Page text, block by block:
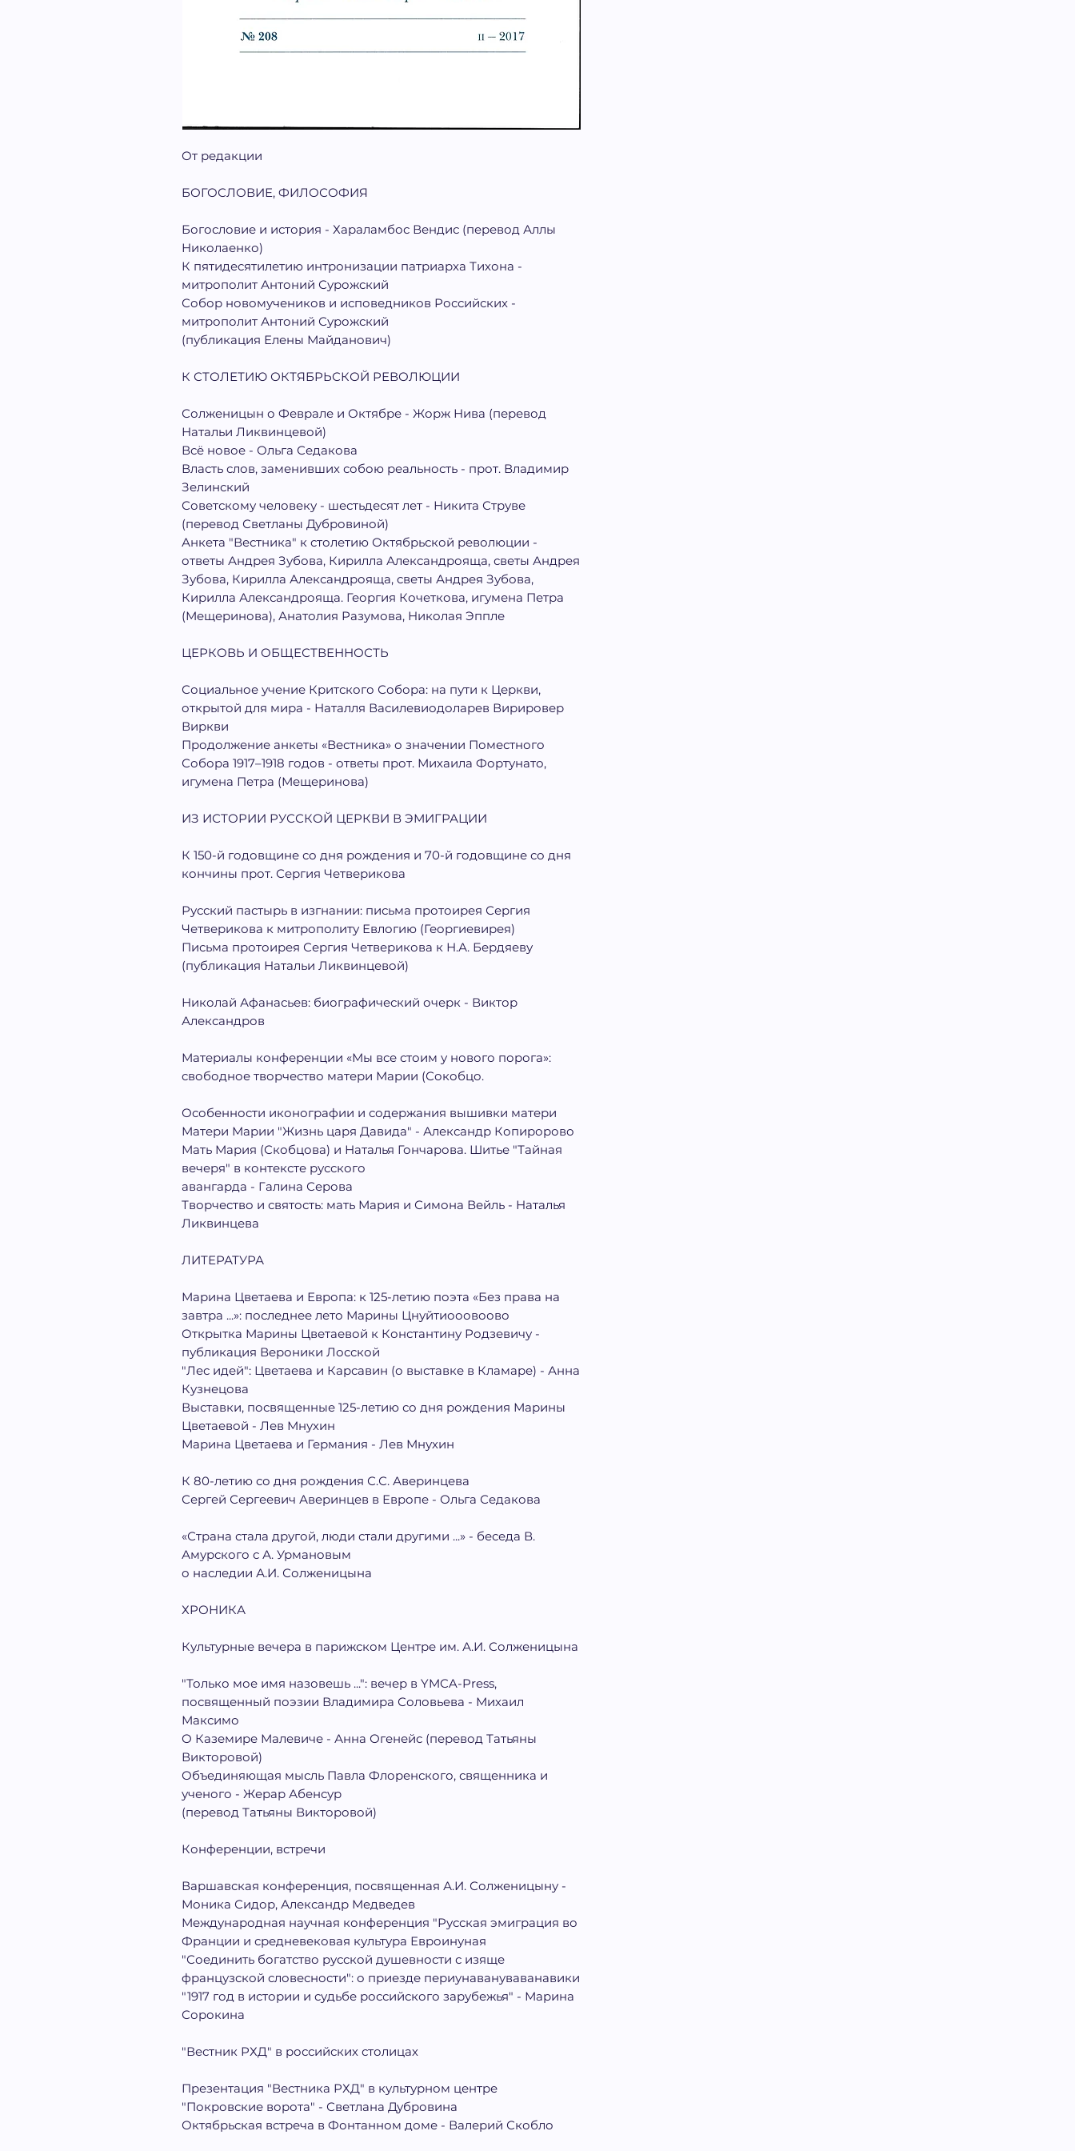
От редакции
БОГОСЛОВИЕ, ФИЛОСОФИЯ
Богословие и история - Хараламбос Вендис (перевод Аллы
Николаенко)
К пятидесятилетию интронизации патриарха Тихона -
митрополит Антоний Сурожский
Собор новомучеников и исповедников Российских -
митрополит Антоний Сурожский
(публикация Елены Майданович)
К СТОЛЕТИЮ ОКТЯБРЬСКОЙ РЕВОЛЮЦИИ
Солженицын о Феврале и Октябре - Жорж Нива (перевод
Натальи Ликвинцевой)
Всё новое - Ольга Седакова
Власть слов, заменивших собою реальность - прот. Владимир
Зелинский
Советскому человеку - шестьдесят лет - Никита Струве
(перевод Светланы Дубровиной)
Анкета "Вестника" к столетию Октябрьской революции -
ответы Андрея Зубова, Кирилла Александрояща, светы Андрея
Зубова, Кирилла Александрояща, светы Андрея Зубова,
Кирилла Александрояща. Георгия Кочеткова, игумена Петра
(Мещеринова), Анатолия Разумова, Николая Эппле
ЦЕРКОВЬ И ОБЩЕСТВЕННОСТЬ
Социальное учение Критского Собора: на пути к Церкви,
открытой для мира - Наталля Василевиодоларев Вирировер
Виркви
Продолжение анкеты «Вестника» о значении Поместного
Собора 1917–1918 годов - ответы прот. Михаила Фортунато,
игумена Петра (Мещеринова)
ИЗ ИСТОРИИ РУССКОЙ ЦЕРКВИ В ЭМИГРАЦИИ
К 150-й годовщине со дня рождения и 70-й годовщине со дня
кончины прот. Сергия Четверикова
Русский пастырь в изгнании: письма протоирея Сергия
Четверикова к митрополиту Евлогию (Георгиевирея)
Письма протоирея Сергия Четверикова к Н.А. Бердяеву
(публикация Натальи Ликвинцевой)
Николай Афанасьев: биографический очерк - Виктор
Александров
Материалы конференции «Мы все стоим у нового порога»:
свободное творчество матери Марии (Сокобцо.
Особенности иконографии и содержания вышивки матери
Матери Марии "Жизнь царя Давида" - Александр Копиророво
Мать Мария (Скобцова) и Наталья Гончарова. Шитье "Тайная
вечеря" в контексте русского
авангарда - Галина Серова
Творчество и святость: мать Мария и Симона Вейль - Наталья
Ликвинцева
ЛИТЕРАТУРА
Марина Цветаева и Европа: к 125-летию поэта «Без права на
завтра ...»: последнее лето Марины Цнуйтиооовоово
Открытка Марины Цветаевой к Константину Родзевичу -
публикация Вероники Лосской
"Лес идей": Цветаева и Карсавин (о выставке в Кламаре) - Анна
Кузнецова
Выставки, посвященные 125-летию со дня рождения Марины
Цветаевой - Лев Мнухин
Марина Цветаева и Германия - Лев Мнухин
К 80-летию со дня рождения С.С. Аверинцева
Сергей Сергеевич Аверинцев в Европе - Ольга Седакова
«Страна стала другой, люди стали другими ...» - беседа В.
Амурского с А. Урмановым
о наследии А.И. Солженицына
ХРОНИКА
Культурные вечера в парижском Центре им. А.И. Солженицына
"Только мое имя назовешь ...": вечер в YMCA-Press,
посвященный поэзии Владимира Соловьева - Михаил
Максимо
О Каземире Малевиче - Анна Огенейс (перевод Татьяны
Викторовой)
Объединяющая мысль Павла Флоренского, священника и
ученого - Жерар Абенсур
(перевод Татьяны Викторовой)
Конференции, встречи
Варшавская конференция, посвященная А.И. Солженицыну -
Моника Сидор, Александр Медведев
Международная научная конференция "Русская эмиграция во
Франции и средневековая культура Евроинуная
"Соединить богатство русской душевности с изяще
французской словесности": о приезде периунавануваванавики
"1917 год в истории и судьбе российского зарубежья" - Марина
Сорокина
"Вестник РХД" в российских столицах
Презентация "Вестника РХД" в культурном центре
"Покровские ворота" - Светлана Дубровина
Октябрьская встреча в Фонтанном доме - Валерий Скобло